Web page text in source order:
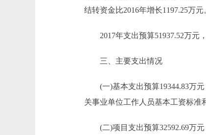
结转资金比2016年增长1197.25万元
2017年支出预算51937.52万元，
三、主要支出情况
(一)基本支出预算19344.83万元
关事业单位工作人员基本工资标准
(二)项目支出预算32592.69万元